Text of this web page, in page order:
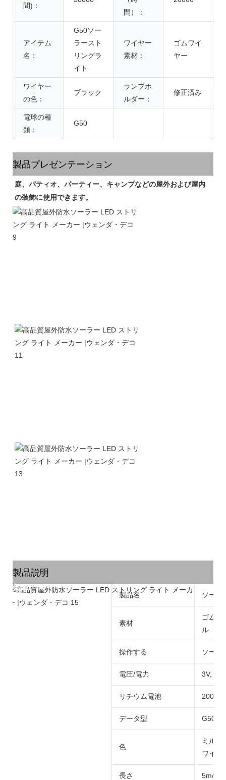
間)：
間）：
アイテム
名：
G50ソー
ラースト
リングラ
イト
ワイヤー
素材：
ゴムワイ
ヤー
ワイヤー
の色：
ブラック
ランプホ
ルダー：
修正済み
電球の種
類：
G50
製品プレゼンテーション
庭、パティオ、パーティー、キャンプなどの屋外および屋内
の装飾に使用できます。
製品説明
製品名 ソーラ
素材
ゴムケ
ル
操作する ソーラ
電圧/電力 3V, 各
リチウム電池
データ型 G50
色
ミルキ
ワイト)
長さ 5m/10